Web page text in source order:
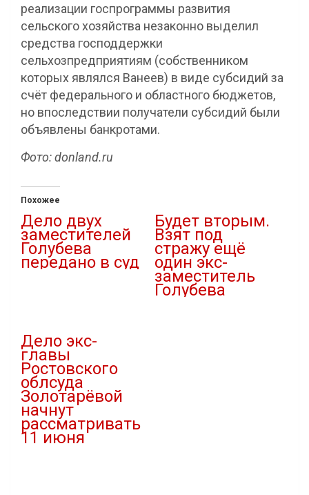
реализации госпрограммы развития
сельского хозяйства незаконно выделил
средства господдержки
сельхозпредприятиям (собственником
которых являлся Ванеев) в виде субсидий за
счёт федерального и областного бюджетов,
но впоследствии получатели субсидий были
объявлены банкротами.
Фото:donland.ru
Похожее
Дело двух
заместителей
Голубева
передано в суд
Будет вторым.
Взят под
стражу ещё
один экс-
заместитель
Голубева
Дело экс-
главы
Ростовского
облсуда
Золотарёвой
начнут
рассматривать
11 июня